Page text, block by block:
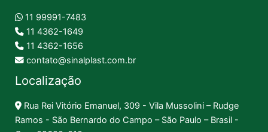
11 99991-7483
11 4362-1649
11 4362-1656
contato@sinalplast.com.br
Localização
Rua Rei Vitório Emanuel, 309 - Vila Mussolini – Rudge
Ramos - São Bernardo do Campo – São Paulo – Brasil -